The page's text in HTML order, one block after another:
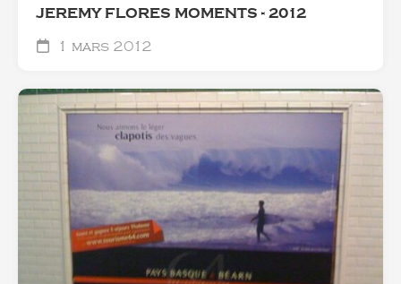
JEREMY FLORES MOMENTS - 2012
1 mars 2012